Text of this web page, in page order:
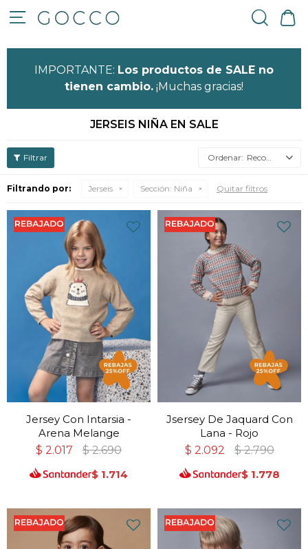

IMPORTANTE: Los productos de SALE no
tienen cambio. ¡Muchas gracias!
JERSEIS NIÑA EN SALE
Recomendados
Filtrando por: Jerseis Sección: Niña Quitar filtros
Jersey Con Intarsia -
Arena Melange
$ 2.017 $ 2.690
$ 1.714
Jsersey De Jaquard Con
Lana - Rojo
$ 2.092 $ 2.790
$ 1.778